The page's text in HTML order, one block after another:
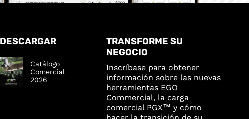
DESCARGAR
Catálogo
Comercial
2026
TRANSFORME SU
NEGOCIO
Inscríbase para obtener
información sobre las nuevas
herramientas EGO
Commercial, la carga
comercial PGX™ y cómo